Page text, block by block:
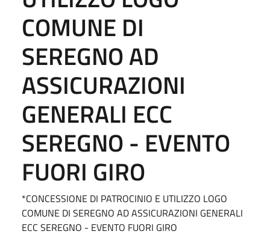
COMUNE DI
SEREGNO AD
ASSICURAZIONI
GENERALI ECC
SEREGNO - EVENTO
FUORI GIRO
*CONCESSIONE DI PATROCINIO E UTILIZZO LOGO
COMUNE DI SEREGNO AD ASSICURAZIONI GENERALI
ECC SEREGNO - EVENTO FUORI GIRO